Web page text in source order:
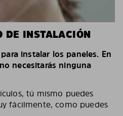
DE INSTALACIÓN
instalar los paneles. En
necesitarás ninguna
tú mismo puedes
fácilmente, como puedes